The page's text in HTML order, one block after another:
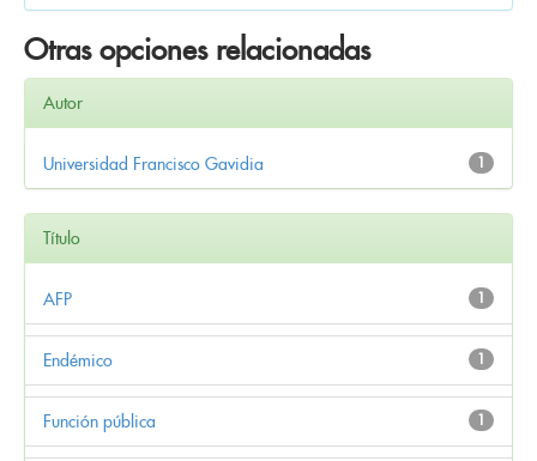
Otras opciones relacionadas
Autor
1
Universidad Francisco Gavidia
Título
1
AFP
1
Endémico
1
Función pública